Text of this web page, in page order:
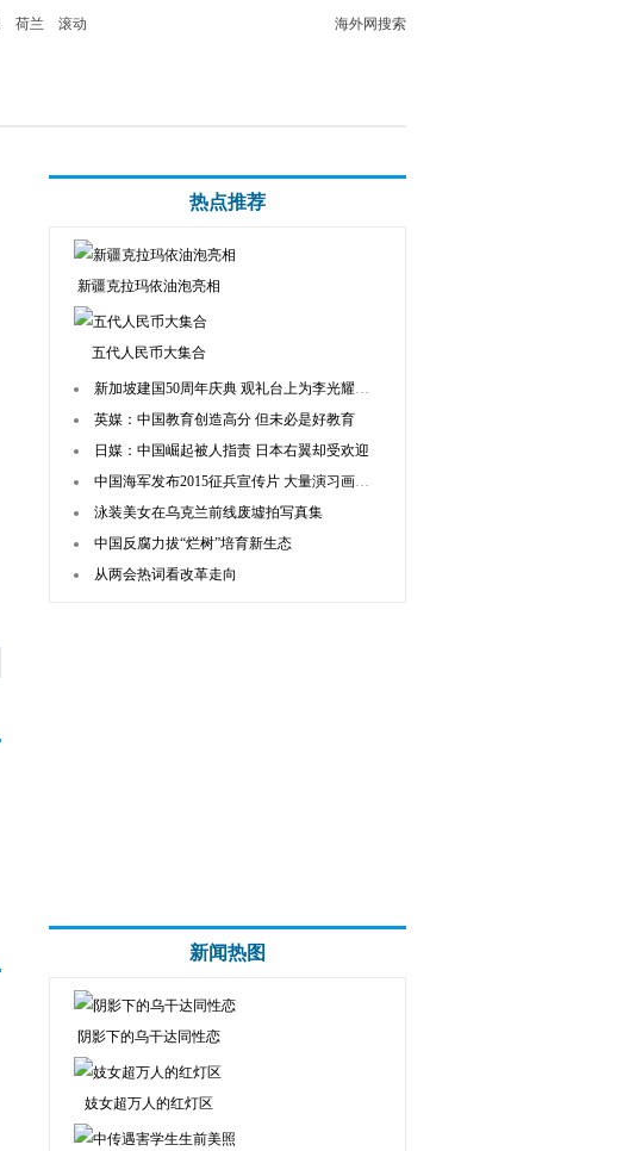
海外网搜索
荷兰 滚动
热点推荐
新疆克拉玛依油泡亮相
五代人民币大集合
新加坡建国50周年庆典 观礼台上为李光耀留空椅
英媒：中国教育创造高分 但未必是好教育
日媒：中国崛起被人指责 日本右翼却受欢迎
中国海军发布2015征兵宣传片 大量演习画面曝光
泳装美女在乌克兰前线废墟拍写真集
中国反腐力拔“烂树”培育新生态
从两会热词看改革走向
新闻热图
阴影下的乌干达同性恋
妓女超万人的红灯区